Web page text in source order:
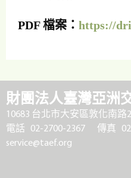
PDF 檔案： https://
財團法人臺灣亞洲
10683 台北市大安區敦化南路
電話 02-2700-2367
傳真
service@taef.org